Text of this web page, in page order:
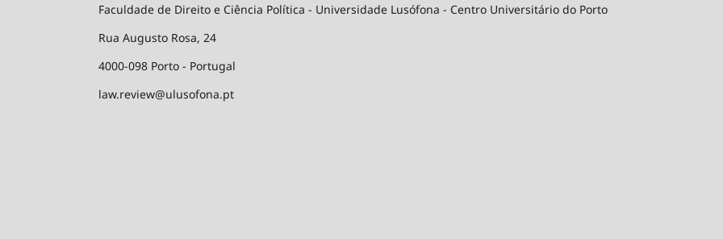
Faculdade de Direito e Ciência Política - Universidade Lusófona - Centro Universitário do Porto
Rua Augusto Rosa, 24
4000-098 Porto - Portugal
law.review@ulusofona.pt